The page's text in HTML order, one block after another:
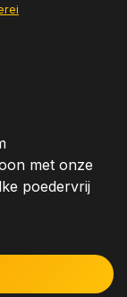
met onze
poedervrij